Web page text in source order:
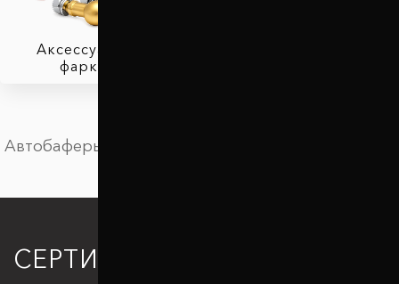
Аксессуары для
фаркопов
Автобаферы в Львове
СЕРТИФИКАЦИЯ